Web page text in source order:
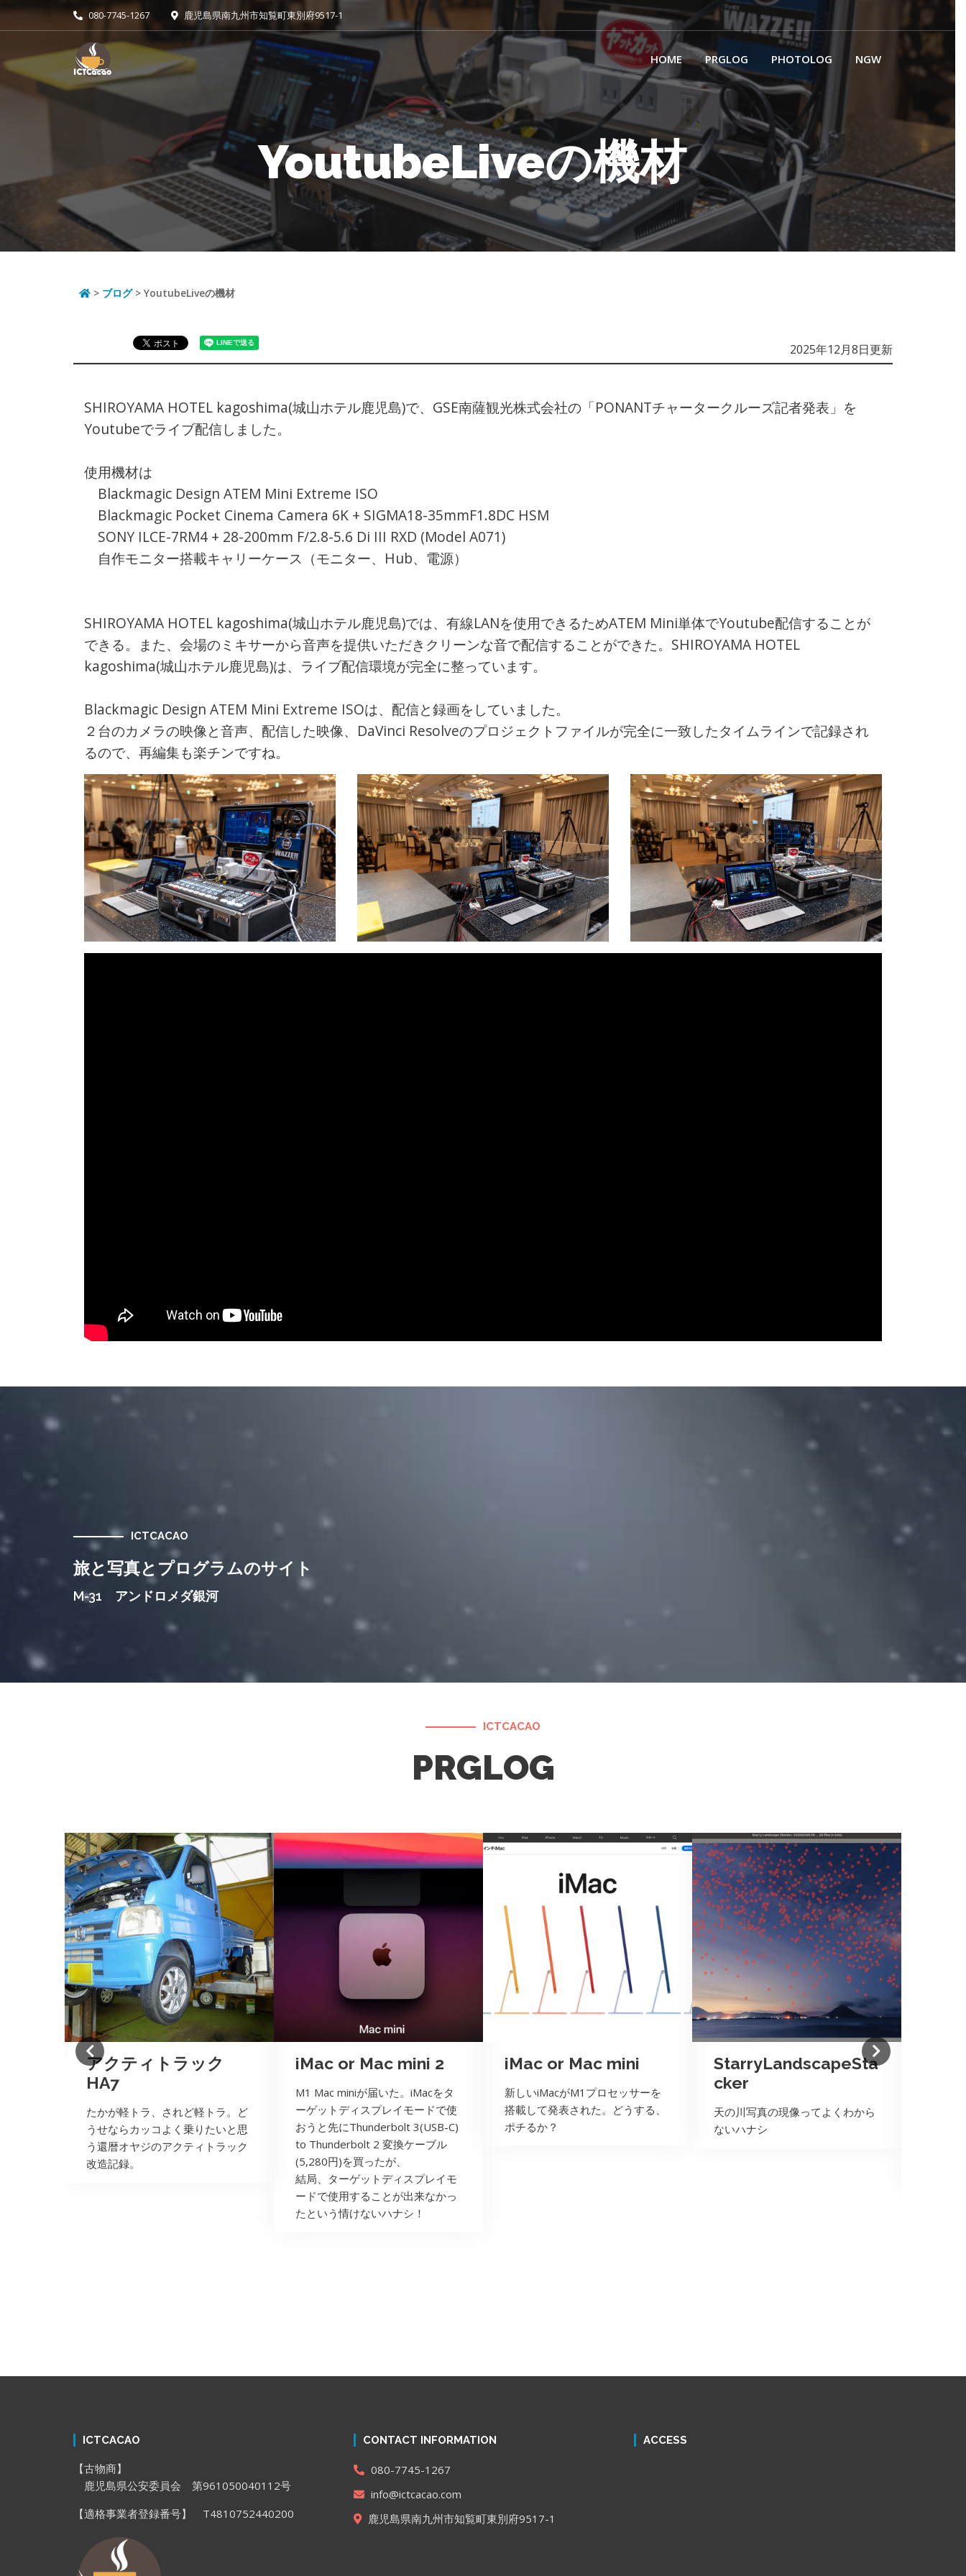
080-7745-1267 鹿児島県南九州市知覧町東別府9517-1
HOME PRGLOG PHOTOLOG NGW
YoutubeLiveの機材
> ブログ> YoutubeLiveの機材
2025年12月8日更新
SHIROYAMA HOTEL kagoshima(城山ホテル鹿児島)で、GSE南薩観光株式会社の「PONANTチャータークルーズ記者発表」を
Youtubeでライブ配信しました。
使用機材は
Blackmagic Design ATEM Mini Extreme ISO
Blackmagic Pocket Cinema Camera 6K + SIGMA18-35mmF1.8DC HSM
SONY ILCE-7RM4 + 28-200mm F/2.8-5.6 Di III RXD (Model A071)
自作モニター搭載キャリーケース（モニター、Hub、電源）
SHIROYAMA HOTEL kagoshima(城山ホテル鹿児島)では、有線LANを使用できるためATEM Mini単体でYoutube配信することが
できる。また、会場のミキサーから音声を提供いただきクリーンな音で配信することができた。SHIROYAMA HOTEL
kagoshima(城山ホテル鹿児島)は、ライブ配信環境が完全に整っています。
Blackmagic Design ATEM Mini Extreme ISOは、配信と録画をしていました。
２台のカメラの映像と音声、配信した映像、DaVinci Resolveのプロジェクトファイルが完全に一致したタイムラインで記録され
るので、再編集も楽チンですね。
ICTCACAO
旅と写真とプログラムのサイト
M-31 アンドロメダ銀河
ICTCACAO
PRGLOG
アクティトラック
HA7
たかが軽トラ、されど軽トラ。ど
うせならカッコよく乗りたいと思
う還暦オヤジのアクティトラック
改造記録。
iMac or Mac mini 2
M1 Mac miniが届いた。iMacをタ
ーゲットディスプレイモードで使
おうと先にThunderbolt 3(USB-C)
to Thunderbolt 2 変換ケーブル
(5,280円)を買ったが、
結局、ターゲットディスプレイモ
ードで使用することが出来なかっ
たという情けないハナシ！
iMac or Mac mini
新しいiMacがM1プロセッサーを
搭載して発表された。どうする、
ポチるか？
StarryLandscapeSta
cker
天の川写真の現像ってよくわから
ないハナシ
ICTCACAO
【古物商】
鹿児島県公安委員会 第961050040112号
【適格事業者登録番号】 T4810752440200
CONTACT INFORMATION
080-7745-1267
info@ictcacao.com
鹿児島県南九州市知覧町東別府9517-1
ACCESS